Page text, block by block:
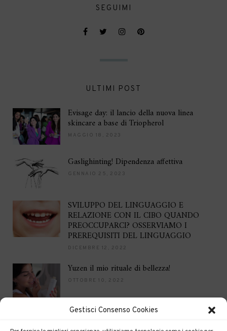
Gestisci Consenso Cookies
SEGUIMI
ULTIMI POST
Evisage day: il lancio della nuova linea
skincare a base di Triopherol
MAGGIO 18, 2023
Gaslighinting! Dipendenza affettiva
GENNAIO 25, 2023
SVILUPPO DEL LINGUAGGIO E
RELAZIONE CON IL CIBO QUANDO
PREOCCUPARCI? OSSERVIAMO I
PREREQUISITI DEL LINGUAGGIO
DICEMBRE 12, 2022
Yuzen il mio rituale di bellezza!
OTTOBRE 10, 2022
DICEMBRE 16, 2021